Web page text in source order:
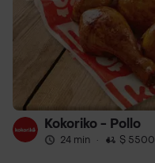
Kokoriko - Pollo
24 min · $ 5500